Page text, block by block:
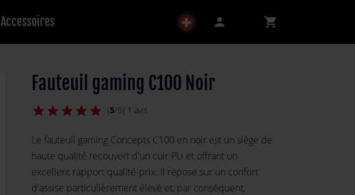
Accessoires person shopping_cart
Fauteuil gaming C100 Noir
star
star
star
star
star (5/5) 1 avis
Le fauteuil gaming Concepts C100 en noir est un siège de
haute qualité recouvert d'un cuir PU et offrant un
excellent rapport qualité-prix. Il repose sur un confort
d'assise particulièrement élevé et, par conséquent,